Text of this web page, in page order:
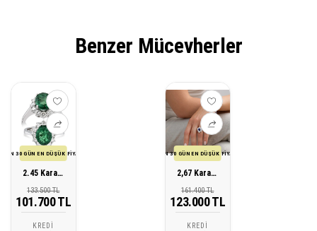
Benzer Mücevherler
SON 30 GÜN EN DÜŞÜK FİYATI
2.45 Karat Pırlanta Zümrüt Yüzük
133.500 TL
101.700 TL
KREDI
SON 30 GÜN EN DÜŞÜK FİYATI
2,67 Karat Pırlanta Safir Yüzük
161.400 TL
123.000 TL
KREDI